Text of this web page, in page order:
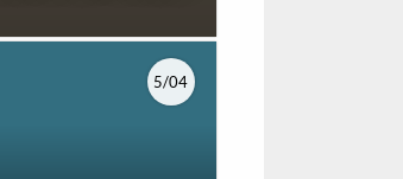
5/04